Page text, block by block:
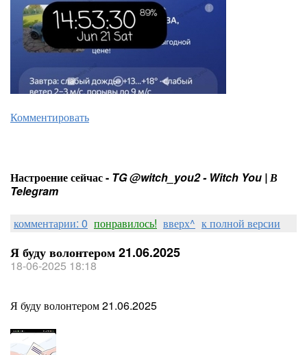
Комментировать
Настроение сейчас - TG @witch_you2 - Witch You | В
Telegram
комментарии: 0 понравилось! вверх^ к полной версии
Я буду волонтером 21.06.2025
18-06-2025 18:18
Я буду волонтером 21.06.2025